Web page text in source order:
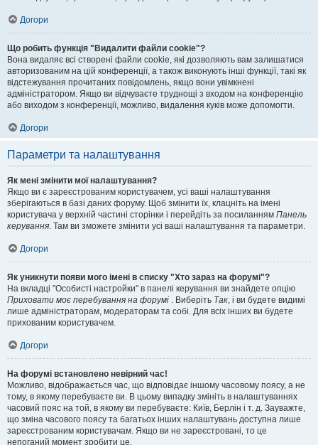
Догори
Що робить функція "Видалити файли cookie"?
Вона видаляє всі створені файли cookie, які дозволяють вам залишатися
авторизованим на цій конференції, а також виконують інші функції, такі як
відстежування прочитаних повідомлень, якщо вони увімкнені
адміністратором. Якщо ви відчуваєте труднощі з входом на конференцію
або виходом з конференції, можливо, видалення куків може допомогти.
Догори
Параметри та налаштування
Як мені змінити мої налаштування?
Якщо ви є зареєстрованим користувачем, усі ваші налаштування
зберігаються в базі даних форуму. Щоб змінити їх, клацніть на імені
користувача у верхній частині сторінки і перейдіть за посиланням Панель
керування. Там ви зможете змінити усі ваші налаштування та параметри.
Догори
Як уникнути появи мого імені в списку "Хто зараз на форумі"?
На вкладці "Особисті настройки" в панелі керування ви знайдете опцію
Приховати моє перебування на форумі . Виберіть Так, і ви будете видимі
лише адміністраторам, модераторам та собі. Для всіх інших ви будете
прихованим користувачем.
Догори
На форумі встановлено невірний час!
Можливо, відображається час, що відповідає іншому часовому поясу, а не
тому, в якому перебуваєте ви. В цьому випадку змініть в налаштуваннях
часовий пояс на той, в якому ви перебуваєте: Київ, Берлін і т. д. Зауважте,
що зміна часового поясу та багатьох інших налаштувань доступна лише
зареєстрованим користувачам. Якщо ви не зареєстровані, то це
непоганий момент зробити це.